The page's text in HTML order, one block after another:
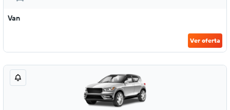
Van
Ver oferta